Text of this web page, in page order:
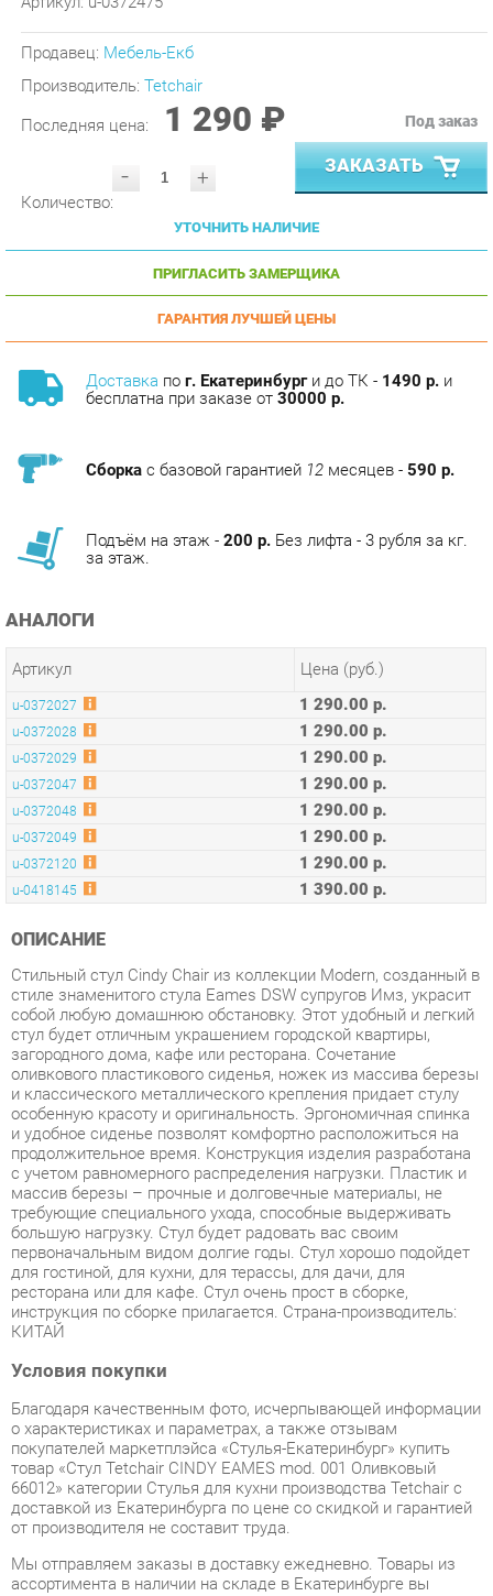
Продавец:
Производитель:Tetchair
Последняя цена: 1 290 ₽
- +
ЗАКАЗАТЬ
УТОЧНИТЬ НАЛИЧИЕ
ПРИГЛАСИТЬ ЗАМЕРЩИКА
ГАРАНТИЯ ЛУЧШЕЙ ЦЕНЫ
по г. Екатеринбурги до ТК -
бесплатна при заказе от30000 р.
Подъём на этаж - 200 р. Без лифта - 3 рубля за кг.
АНАЛОГИ
u-0372028 1 290.00 р.
1 290.00 р.
1 290.00 р.
u-0372120 1 290.00 р.
u-0418145 1 390.00 р.
ОПИСАНИЕ
Стильный стул Cindy Chair из коллекции Modern, созданный в
собой любую домашнюю обстановку. Этот удобный и легкий
загородного дома, кафе или ресторана. Сочетание
оливкового пластикового сиденья, ножек из массива березы
и классического металлического крепления придает стулу
особенную красоту и оригинальность. Эргономичная спинка
и удобное сиденье позволят комфортно расположиться на
продолжительное время. Конструкция изделия разработана
с учетом равномерного распределения нагрузки. Пластик и
массив березы – прочные и долговечные материалы, не
требующие специального ухода, способные выдерживать
большую нагрузку. Стул будет радовать вас своим
первоначальным видом долгие годы. Стул хорошо подойдет
для гостиной, для кухни, для терассы, для дачи, для
ресторана или для кафе. Стул очень прост в сборке,
инструкция по сборке прилагается. Страна-производитель:
КИТАЙ
Условия покупки
Благодаря качественным фото, исчерпывающей информации
о характеристиках и параметрах, а также отзывам
товар «Стул Tetchair CINDY EAMES mod. 001 Оливковый
доставкой из Екатеринбурга по цене со скидкой и гарантией
от производителя не составит труда.
Мы отправляем заказы в доставку ежедневно. Товары из
ассортимента в наличии на складе в Екатеринбурге вы
получите не позднее48-ми часов с момента оформления
заказа. Дополнительно вы можете заказать подъём на этаж
и сборку мебельных изделий.
Срок доставки в другие регионы, и для товаров, находящихся